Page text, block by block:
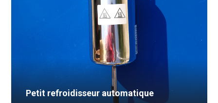
Petit refroidisseur automatique